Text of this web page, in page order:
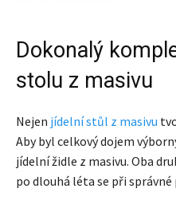
Dokonalý
stolu z masivu
Nejen jídelní stůl z masivu
Aby byl celkový dojem
jídelní židle z masivu. Oba
po dlouhá léta se při